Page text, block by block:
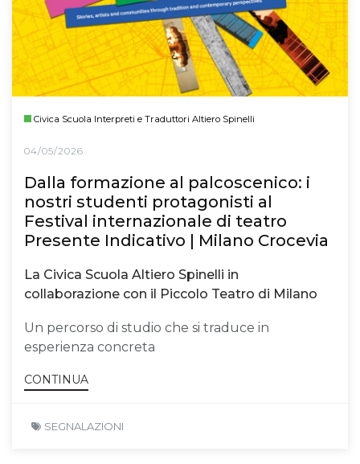
Civica Scuola Interpreti e Traduttori Altiero Spinelli
04/05/2026
Dalla formazione al palcoscenico: i
nostri studenti protagonisti al
Festival internazionale di teatro
Presente Indicativo | Milano Crocevia
La Civica Scuola Altiero Spinelli in
collaborazione con il Piccolo Teatro di Milano
Un percorso di studio che si traduce in
esperienza concreta
CONTINUA
SEGNALAZIONI